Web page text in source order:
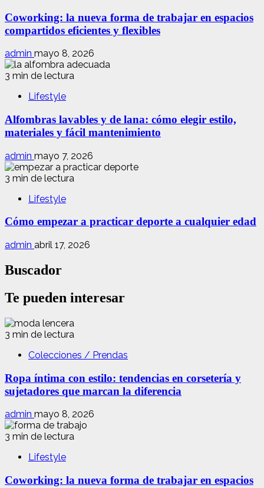
Coworking: la nueva forma de trabajar en espacios
compartidos eficientes y flexibles
admin mayo 8, 2026
3 min de lectura
Lifestyle
Alfombras lavables y de lana: cómo elegir estilo,
materiales y fácil mantenimiento
admin mayo 7, 2026
3 min de lectura
Lifestyle
Cómo empezar a practicar deporte a cualquier edad
admin abril 17, 2026
Buscador
Te pueden interesar
3 min de lectura
Colecciones / Prendas
Ropa íntima con estilo: tendencias en corsetería y
sujetadores que marcan la diferencia
admin mayo 8, 2026
3 min de lectura
Lifestyle
Coworking: la nueva forma de trabajar en espacios